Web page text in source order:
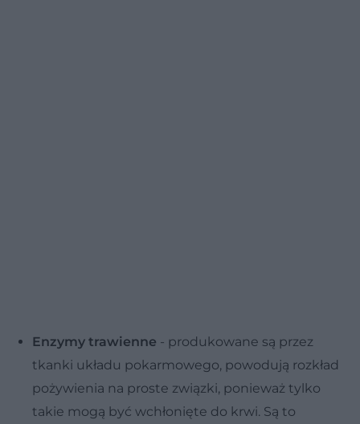
Enzymy trawienne - produkowane są przez
tkanki układu pokarmowego, powodują rozkład
pożywienia na proste związki, ponieważ tylko
takie mogą być wchłonięte do krwi. Są to